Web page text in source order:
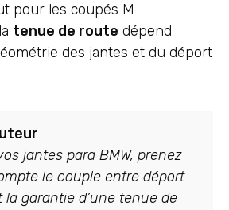
pour les coupés M
tenue de route dépend
des jantes et du déport
jantes para BMW, prenez
le couple entre déport
la garantie d’une tenue de